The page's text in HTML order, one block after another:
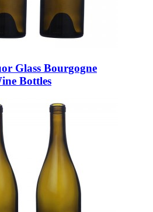
Glass Bourgogne
Bottles